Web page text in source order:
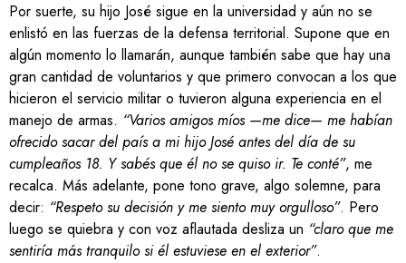
Por suerte, su hijo José sigue en la universidad y aún no se
enlistó en las fuerzas de la defensa territorial. Supone que en
algún momento lo llamarán, aunque también sabe que hay una
gran cantidad de voluntarios y que primero convocan a los que
hicieron el servicio militar o tuvieron alguna experiencia en el
manejo de armas. “Varios amigos míos —me dice— me habían
ofrecido sacar del país a mi hijo José antes del día de su
cumpleaños 18. Y sabés que él no se quiso ir. Te conté”, me
recalca. Más adelante, pone tono grave, algo solemne, para
decir: “Respeto su decisión y me siento muy orgulloso”. Pero
luego se quiebra y con voz aflautada desliza un “claro que me
sentiría más tranquilo si él estuviese en el exterior”.